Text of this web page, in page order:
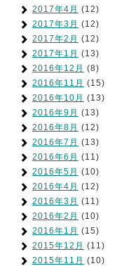
2017年4月 (12)
2017年3月 (12)
2017年2月 (12)
2017年1月 (13)
2016年12月 (8)
2016年11月 (15)
2016年10月 (13)
2016年9月 (13)
2016年8月 (12)
2016年7月 (13)
2016年6月 (11)
2016年5月 (10)
2016年4月 (12)
2016年3月 (11)
2016年2月 (10)
2016年1月 (15)
2015年12月 (11)
2015年11月 (10)